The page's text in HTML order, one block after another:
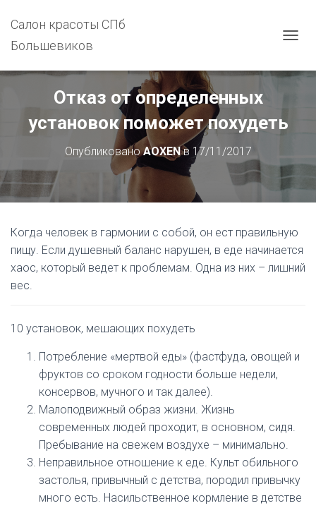
Салон красоты СПб
Большевиков
Р
Т
Ь
И
Г
Ц
Отказ от определенных
установок поможет похудеть
ОпубликованоAOXENв 17/11/2017
Когда человек в гармонии с собой, он ест правильную
пищу. Если душевный баланс нарушен, в еде начинается
хаос, который ведет к проблемам. Одна из них – лишний
вес.
10 установок, мешающих похудеть
Потребление «мертвой еды» (фастфуда, овощей и
фруктов со сроком годности больше недели,
консервов, мучного и так далее).
Малоподвижный образ жизни. Жизнь
современных людей проходит, в основном, сидя.
Пребывание на свежем воздухе – минимально.
Неправильное отношение к еде. Культ обильного
застолья, привычный с детства, породил привычку
много есть. Насильственное кормление в детстве